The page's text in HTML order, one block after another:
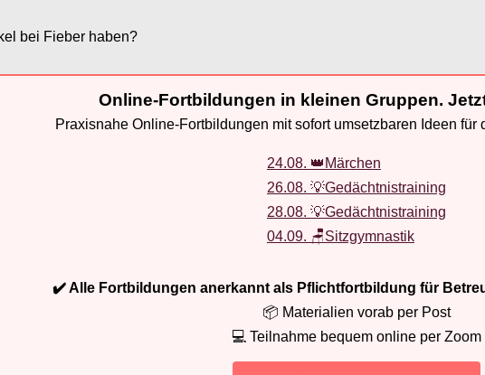
bei Fieber haben?
Online-Fortbildungen in kleinen Gruppen.
Praxisnahe Online-Fortbildungen mit sofort umsetzbaren Ideen für
24.08. 👑Märchen
26.08. 💡Gedächtnistraining
28.08. 💡Gedächtnistraining
04.09. 🪑Sitzgymnastik
✔️ Alle Fortbildungen anerkannt als Pflichtfortbildung für
📦 Materialien vorab per Post
💻 Teilnahme bequem online per Zoom